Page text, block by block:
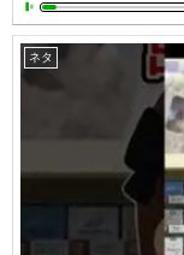
ネタ